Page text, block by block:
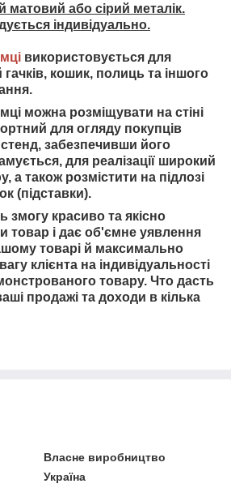
матовий або сірий металік.
індивідуально.
використовується для
кошик, полиць та іншого
можна розміщувати на стіні
для огляду покупців
забезпечивши його
для реалізації широкий
а також розмістити на підлозі
(підставки).
змогу красиво та якісно
товар і дає об'ємне уявлення
товарі й максимально
клієнта на індивідуальності
товару. Что дасть
продажі та доходи в кілька
Власне виробництво
Україна